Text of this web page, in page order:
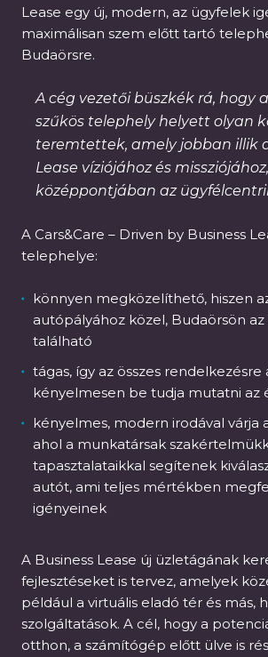
Lease egy új, modern, az ügyfelek
maximálisan szem előtt tartó
Budaörsre.
A cég vezetői büszkék rá, hogy
szűkös telephely helyett olyan
teremtettek, amely jobban illik
Lease víziójához és
középpontjában az
A Cars&Care – Driven by Business
telephelye:
könnyen megközelíthető, hiszen
autópályához közel, Budaörsön
található
tágas, így az összes
kényelmesen be tudja mutatni az
kényelmes, modern irodával várja
ahol a munkatársak
tapasztalataikkal segítenek
autót, ami teljes mértékben
igényeinek
A Business Lease új üzletágának
fejlesztéseket is tervez, amelyek
például a virtuális eladó tér és más,
szolgáltatások. A cél, hogy a
otthon, a számítógép előtt ülve is